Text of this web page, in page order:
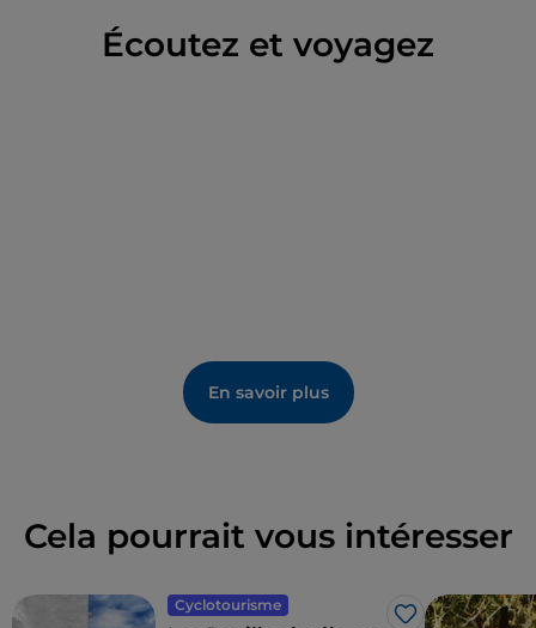
Écoutez et voyagez
En savoir plus
Cela pourrait vous intéresser
Cyclotourisme